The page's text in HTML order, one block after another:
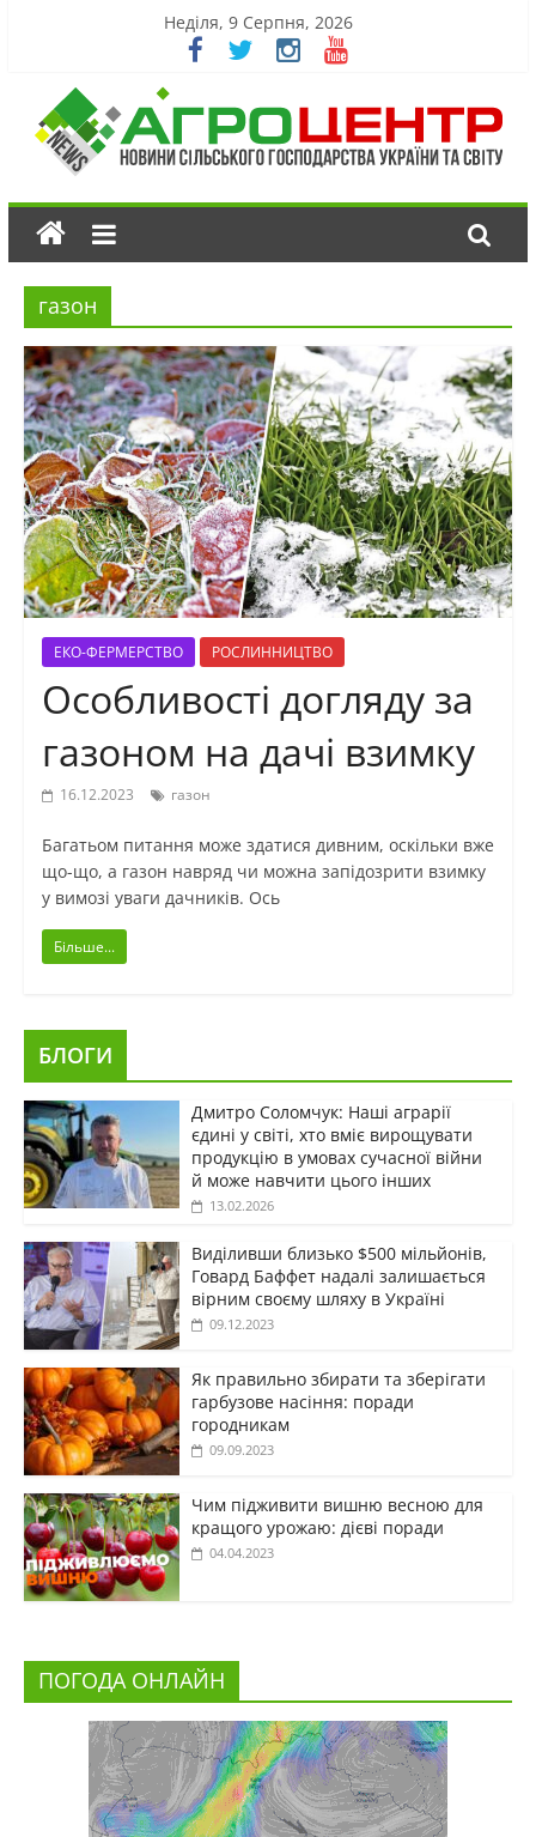
Неділя, 9 Серпня, 2026
газон
ЕКО-ФЕРМЕРСТВО РОСЛИННИЦТВО
Особливості догляду за
газоном на дачі взимку
16.12.2023 газон
Багатьом питання може здатися дивним, оскільки вже
що-що, а газон навряд чи можна запідозрити взимку
у вимозі уваги дачників. Ось
Більше...
БЛОГИ
Дмитро Соломчук: Наші аграрії
єдині у світі, хто вміє вирощувати
продукцію в умовах сучасної війни
й може навчити цього інших
13.02.2026
Виділивши близько $500 мільйонів,
Говард Баффет надалі залишається
вірним своєму шляху в Україні
09.12.2023
Як правильно збирати та зберігати
гарбузове насіння: поради
городникам
09.09.2023
Чим підживити вишню весною для
кращого урожаю: дієві поради
04.04.2023
ПОГОДА ОНЛАЙН